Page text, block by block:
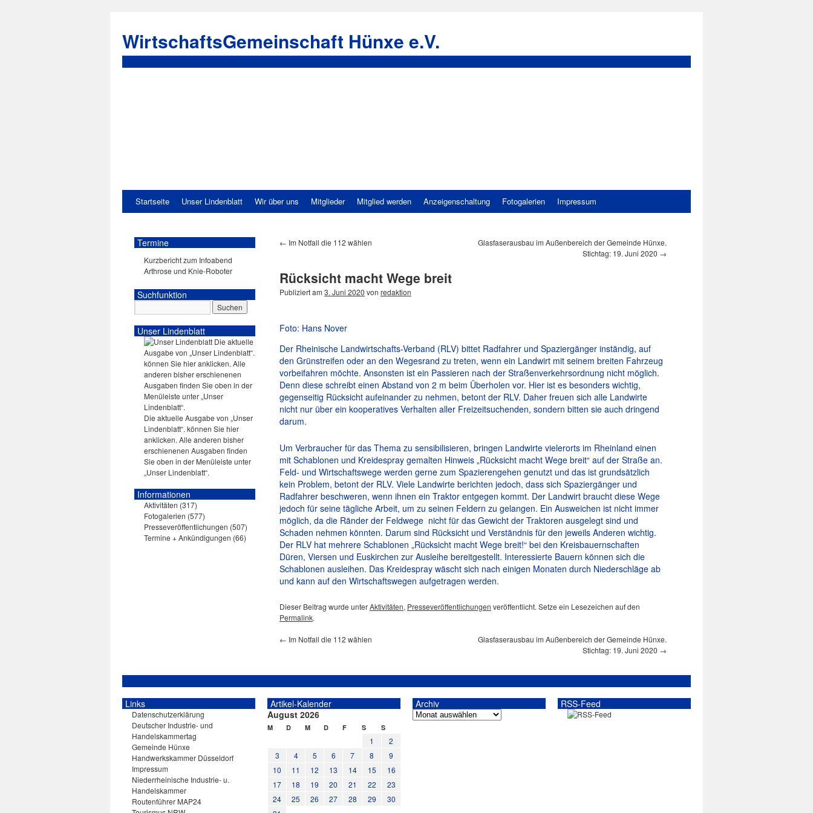
WirtschaftsGemeinschaft Hünxe e.V.
Startseite Unser Lindenblatt Wir über uns Mitglieder Mitglied werden Anzeigenschaltung Fotogalerien Impressum
← Im Notfall die 112 wählen
Glasfaserausbau im Außenbereich der Gemeinde Hünxe.
Stichtag: 19. Juni 2020 →
Rücksicht macht Wege breit
Publiziert am 3. Juni 2020 von redaktion
Foto: Hans Nover
Der Rheinische Landwirtschafts-Verband (RLV) bittet Radfahrer und Spaziergänger inständig, auf
den Grünstreifen oder an den Wegesrand zu treten, wenn ein Landwirt mit seinem breiten Fahrzeug
vorbeifahren möchte. Ansonsten ist ein Passieren nach der Straßenverkehrsordnung nicht möglich.
Denn diese schreibt einen Abstand von 2 m beim Überholen vor. Hier ist es besonders wichtig,
gegenseitig Rücksicht aufeinander zu nehmen, betont der RLV. Daher freuen sich alle Landwirte
nicht nur über ein kooperatives Verhalten aller Freizeitsuchenden, sondern bitten sie auch dringend
darum.
Um Verbraucher für das Thema zu sensibilisieren, bringen Landwirte vielerorts im Rheinland einen
mit Schablonen und Kreidespray gemalten Hinweis „Rücksicht macht Wege breit“ auf der Straße an.
Feld- und Wirtschaftswege werden gerne zum Spazierengehen genutzt und das ist grundsätzlich
kein Problem, betont der RLV. Viele Landwirte berichten jedoch, dass sich Spaziergänger und
Radfahrer beschweren, wenn ihnen ein Traktor entgegen kommt. Der Landwirt braucht diese Wege
jedoch für seine tägliche Arbeit, um zu seinen Feldern zu gelangen. Ein Ausweichen ist nicht immer
möglich, da die Ränder der Feldwege nicht für das Gewicht der Traktoren ausgelegt sind und
Schaden nehmen könnten. Darum sind Rücksicht und Verständnis für den jeweils Anderen wichtig.
Der RLV hat mehrere Schablonen „Rücksicht macht Wege breit!“ bei den Kreisbauernschaften
Düren, Viersen und Euskirchen zur Ausleihe bereitgestellt. Interessierte Bauern können sich die
Schablonen ausleihen. Das Kreidespray wäscht sich nach einigen Monaten durch Niederschläge ab
und kann auf den Wirtschaftswegen aufgetragen werden.
Dieser Beitrag wurde unterAktivitäten, Presseveröffentlichungen veröffentlicht. Setze ein Lesezeichen auf den
Permalink.
← Im Notfall die 112 wählen
Glasfaserausbau im Außenbereich der Gemeinde Hünxe.
Stichtag: 19. Juni 2020 →
Termine
Kurzbericht zum Infoabend
Arthrose und Knie-Roboter
Suchfunktion
Unser Lindenblatt
Die aktuelle Ausgabe von „Unser
Lindenblatt“. können Sie hier
anklicken. Alle anderen bisher
erschienenen Ausgaben finden
Sie oben in der Menüleiste unter
„Unser Lindenblatt“.
Informationen
Aktivitäten (317)
Fotogalerien (577)
Presseveröffentlichungen (507)
Termine + Ankündigungen (66)
Links
Datenschutzerklärung
Deutscher Industrie- und
Handelskammertag
Gemeinde Hünxe
Handwerkskammer Düsseldorf
Impressum
Niederrheinische Industrie- u.
Handelskammer
Routenführer MAP24
Artikel-Kalender
August 2026
M D M D F S S
1
2
3
4 5 6 7 8
9
10
11 12 13 14 15
16
17
18 19 20 21 22
23
24
25 26 27 28 29
30
Archiv RSS-Feed